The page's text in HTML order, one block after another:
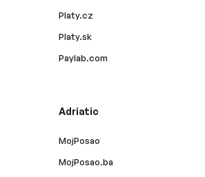
Platy.cz
Platy.sk
Paylab.com
Adriatic
MojPosao
MojPosao.ba